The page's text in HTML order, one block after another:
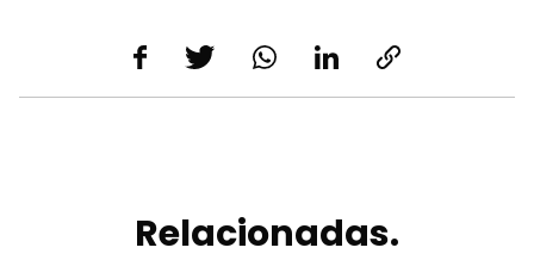
Relacionadas.